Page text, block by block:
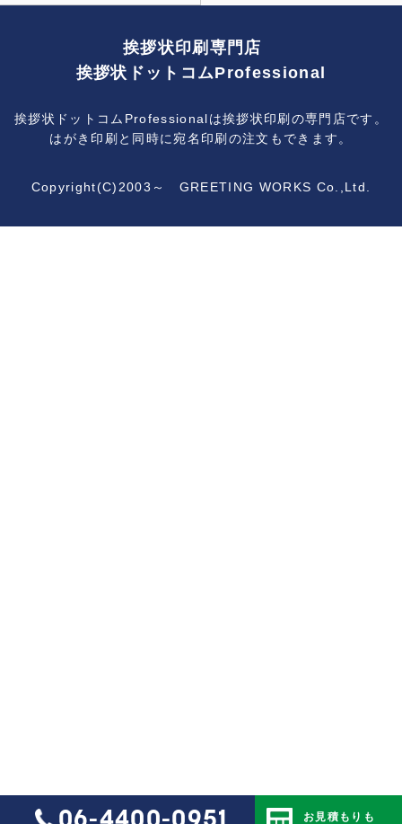
挨拶状印刷専門店
挨拶状ドットコムProfessional
挨拶状ドットコムProfessionalは挨拶状印刷の専門店です。
はがき印刷と同時に宛名印刷の注文もできます。
Copyright(C)2003～ GREETING WORKS Co.,Ltd.
お見積もりも